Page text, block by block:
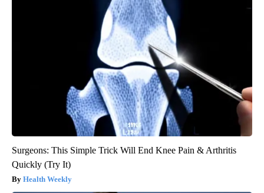
Surgeons: This Simple Trick Will End Knee Pain & Arthritis
Quickly (Try It)
Health Weekly